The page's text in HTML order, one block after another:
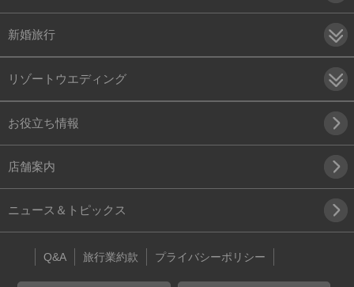
新婚旅行
リゾートウエディング
お役立ち情報
店舗案内
ニュース＆トピックス
Q&A 旅行業約款 プライバシーポリシー